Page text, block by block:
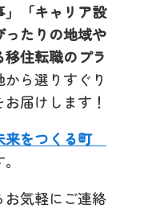
」「キャリア設
たりの地域や
住転職のプラ
ら選りすぐり
届けします！
来をつくる町
気軽にご連絡